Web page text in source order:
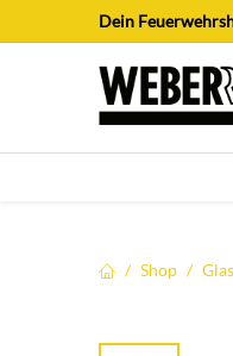
Zum Inhalt springen
Dein
Shop